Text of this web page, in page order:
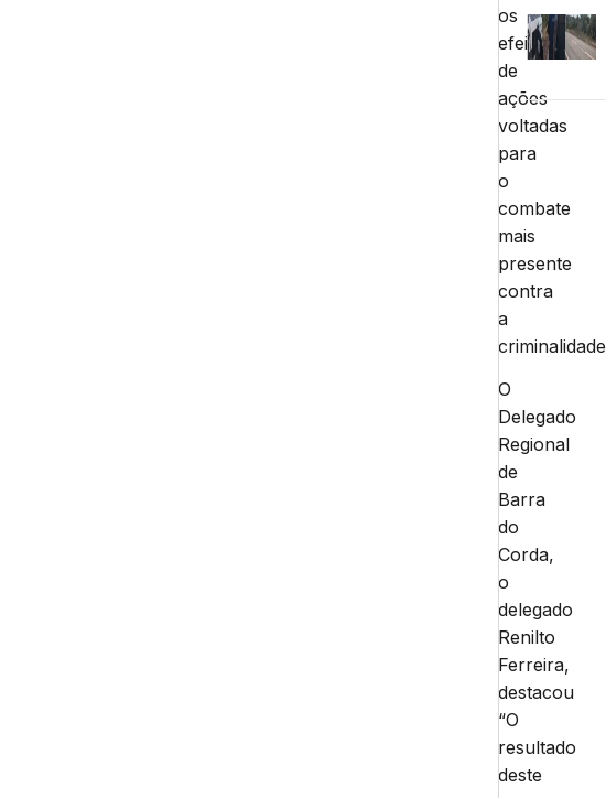
os
efeitos
de
ações
voltadas
para
o
combate
mais
presente
contra
a
criminalidade
O
Delegado
Regional
de
Barra
do
Corda,
o
delegado
Renilto
Ferreira,
destacou
“O
resultado
deste